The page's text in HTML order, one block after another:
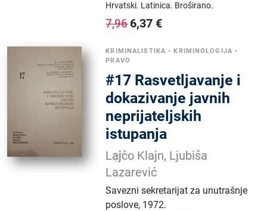
Hrvatski. Latinica. Broširano.
7,96 6,37 €
KRIMINALISTIKA •KRIMINOLOGIJA •
PRAVO
#17 Rasvetljavanje i
dokazivanje javnih
neprijateljskih
istupanja
Lajčo Klajn, Ljubiša
Lazarević
Savezni sekretarijat za unutrašnje
poslove, 1972.